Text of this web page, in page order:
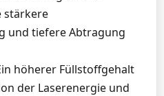
stärkere
und tiefere Abtragung
höherer Füllstoffgehalt
der Laserenergie und